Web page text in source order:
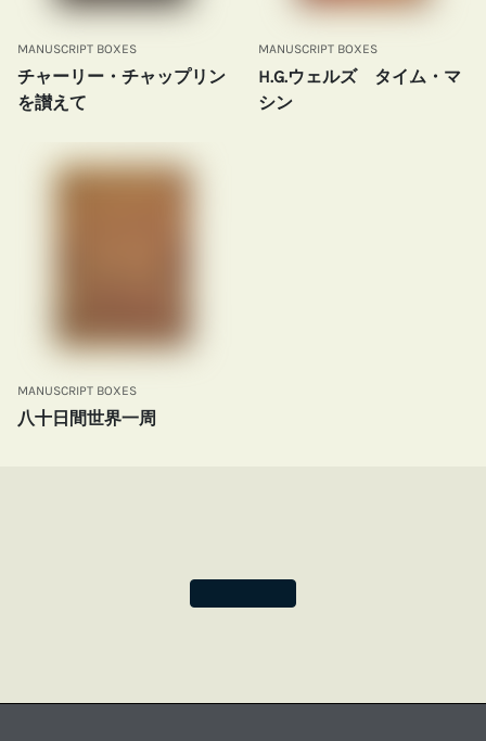
MANUSCRIPT BOXES
チャーリー・チャップリン
を讃えて
MANUSCRIPT BOXES
H.G.ウェルズ タイム・マ
シン
MANUSCRIPT BOXES
八十日間世界一周